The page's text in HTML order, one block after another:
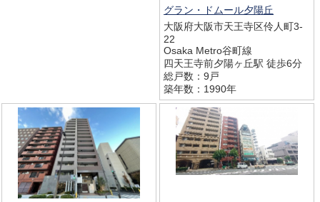
グラン・ドムール夕陽丘
大阪府大阪市天王寺区伶人町3-
22
Osaka Metro谷町線
四天王寺前夕陽ヶ丘駅 徒歩6分
総戸数：9戸
築年数：1990年